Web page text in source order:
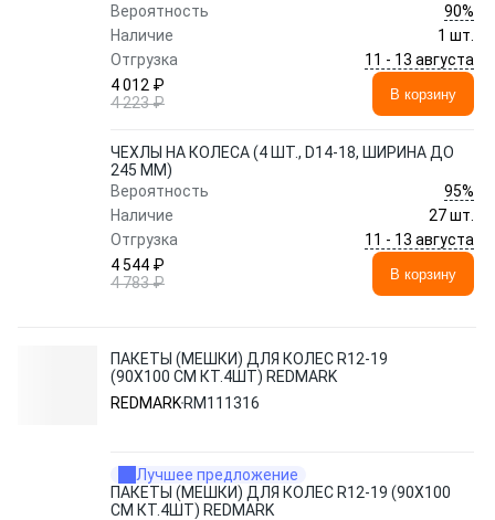
Вероятность
90%
Наличие
1 шт.
Отгрузка
11 - 13 августа
4 012 ₽
4 223 ₽
В корзину
ЧЕХЛЫ НА КОЛЕСА (4 ШТ., D14-18, ШИРИНА ДО
245 ММ)
Вероятность
95%
Наличие
27 шт.
Отгрузка
11 - 13 августа
4 544 ₽
4 783 ₽
В корзину
ПАКЕТЫ (МЕШКИ) ДЛЯ КОЛЕС R12-19
(90X100 СМ КТ.4ШТ) REDMARK
REDMARK RM111316
Лучшее предложение
ПАКЕТЫ (МЕШКИ) ДЛЯ КОЛЕС R12-19 (90X100
СМ КТ.4ШТ) REDMARK